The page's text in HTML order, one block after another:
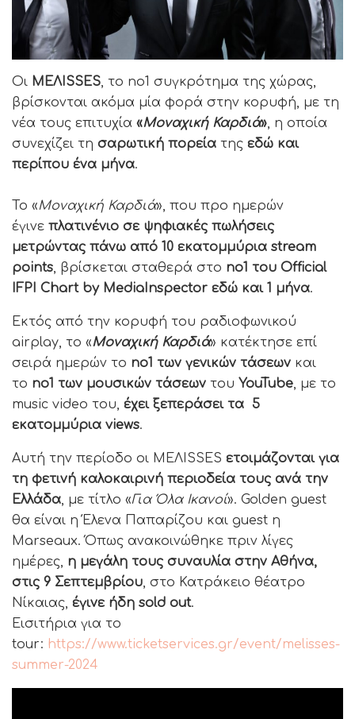
Οι ΜΕΛISSES, το no1 συγκρότημα της χώρας,
βρίσκονται ακόμα μία φορά στην κορυφή, με τη
νέα τους επιτυχία «Μοναχική Καρδιά», η οποία
συνεχίζει τη σαρωτική πορεία της εδώ και
περίπου ένα μήνα.
Το «Μοναχική Καρδιά», που προ ημερών
έγινε πλατινένιο σε ψηφιακές πωλήσεις
μετρώντας πάνω από 10 εκατομμύρια stream
points, βρίσκεται σταθερά στο no1 του Official
IFPI Chart by MediaInspector εδώ και 1 μήνα.
Εκτός από την κορυφή του ραδιοφωνικού
airplay, το «Μοναχική Καρδιά» κατέκτησε επί
σειρά ημερών το no1 των γενικών τάσεων και
το no1 των μουσικών τάσεων του YouTube, με το
music video του, έχει ξεπεράσει τα 5
εκατομμύρια views.
Αυτή την περίοδο οι MEΛΙSSES ετοιμάζονται για
τη φετινή καλοκαιρινή περιοδεία τους ανά την
Ελλάδα, με τίτλο «Για Όλα Ικανοί». Golden guest
θα είναι η Έλενα Παπαρίζου και guest η
Marseaux. Όπως ανακοινώθηκε πριν λίγες
ημέρες, η μεγάλη τους συναυλία στην Αθήνα,
στις 9 Σεπτεμβρίου, στο Κατράκειο θέατρο
Νίκαιας, έγινε ήδη sold out.
Εισιτήρια για το
tour: https://www.ticketservices.gr/event/melisses-
summer-2024